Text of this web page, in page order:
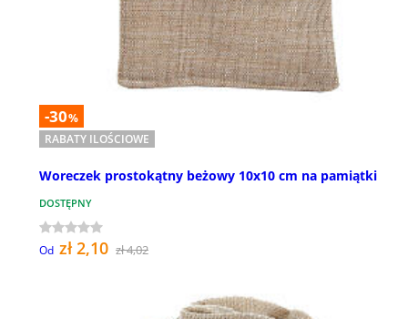
-30%
RABATY ILOŚCIOWE
Woreczek prostokątny beżowy 10x10 cm na pamiątki
DOSTĘPNY
Od zł 2,10 zł 4,02